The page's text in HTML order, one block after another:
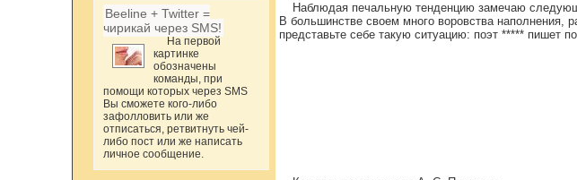
Beeline + Twitter =
чирикай через SMS!
На первой
картинке
обозначены
команды, при
помощи которых через SMS
Вы сможете кого-либо
зафолловить или же
отписаться, ретвитнуть чей-
либо пост или же написать
личное сообщение.
Наблюдая печальную тенденцию замечаю
В большинстве своем много воровства наполнения,
представьте себе такую ситуацию: поэт ***** пишет